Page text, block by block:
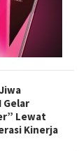
Gelar
Lewat
Kinerja